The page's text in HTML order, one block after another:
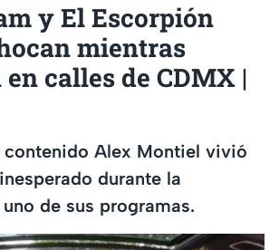
y El Escorpión
mientras
calles de CDMX |
contenido Alex Montiel vivió
durante la
de sus programas.